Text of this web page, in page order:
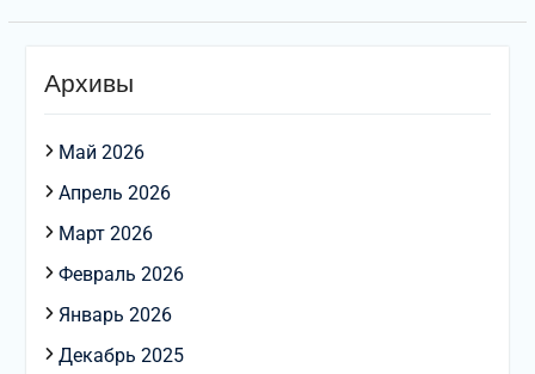
Архивы
Май 2026
Апрель 2026
Март 2026
Февраль 2026
Январь 2026
Декабрь 2025